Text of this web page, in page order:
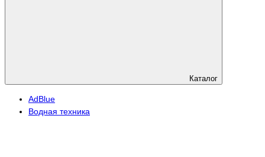
Каталог
АdBlue
Водная техника